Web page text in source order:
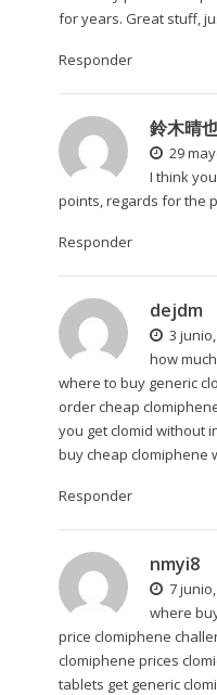
for years. Great stuff,
Responder
鈴木晴
29
I think
points, regards for the
Responder
dejdm
3
how
where to buy generic
order cheap
you get clomid without
buy cheap clomiphene
Responder
nmyi8
7
where
price clomiphene
clomiphene prices
tablets get generic